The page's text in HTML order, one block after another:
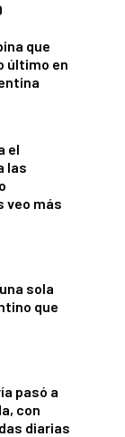
que
último en
el
las
veo más
sola
que
pasó a
con
diarias